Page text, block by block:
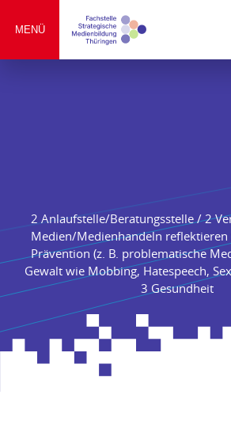
MENÜ
2 Anlaufstelle/Beratungsstelle / 2
Medien/Medienhandeln
Prävention (z. B. problematische
Gewalt wie Mobbing, Hatespeech,
3 Gesundheit